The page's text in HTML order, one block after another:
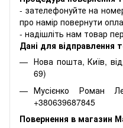
- зателефонуйте на
про намір повернути
- надішліть нам товар
Дані для відправлення
Нова пошта, Київ,
69)
Мусієнко Роман
+380639687845
Повернення в магазин